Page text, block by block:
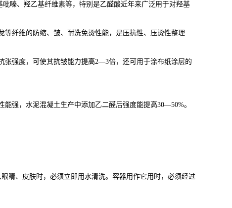
嗪、羟乙基纤维素等，特别是乙醛酸近年来广泛用于对羟基
纤维的防缩、皱、耐洗免烫性能，是压抗性、压烫性整理
张强度，可使其抗皱能力提高2—3倍，还可用于涂布纸涂层的
强，水泥混凝土生产中添加乙二醛后强度能提高30—50%。
睛、皮肤时，必须立即用水清洗。容器用作它用时，必须经过